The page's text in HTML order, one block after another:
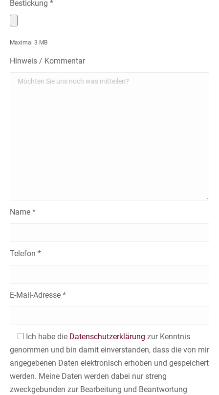
Bestickung *
Maximal 3 MB
Hinweis / Kommentar
Name *
Telefon *
E-Mail-Adresse *
Ich habe die Datenschutzerklärung zur Kenntnis
genommen und bin damit einverstanden, dass die von mir
angegebenen Daten elektronisch erhoben und gespeichert
werden. Meine Daten werden dabei nur streng
zweckgebunden zur Bearbeitung und Beantwortung